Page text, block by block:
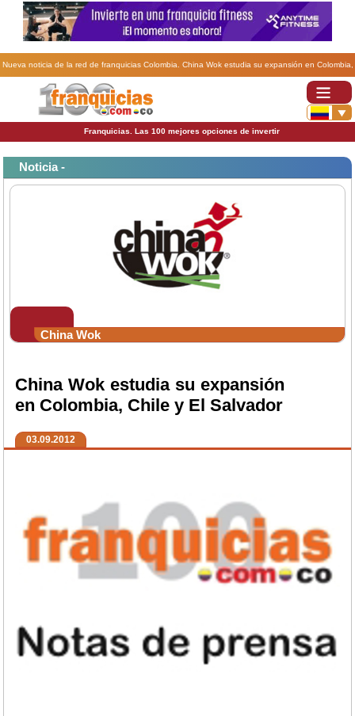
Nueva noticia de la red de franquicias Colombia. China Wok estudia su expansión en Colombia,
Franquicias. Las 100 mejores opciones de invertir
Noticia -
China Wok
China Wok estudia su expansión
en Colombia, Chile y El Salvador
03.09.2012